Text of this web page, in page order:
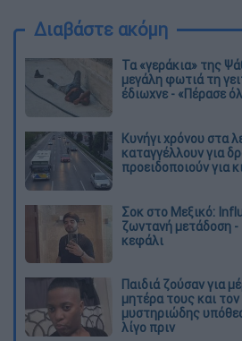
Διαβάστε ακόμη
Τα «γεράκια» της
μεγάλη φωτιά τη
έδιωχνε - «Πέρασε
Κυνήγι χρόνου στα
καταγγέλλουν για
προειδοποιούν για
Σοκ στο Μεξικό:
ζωντανή μετάδοση
κεφάλι
Παιδιά ζούσαν για
μητέρα τους και
μυστηριώδης
λίγο πριν